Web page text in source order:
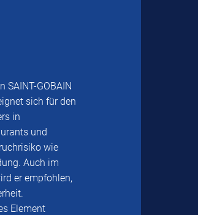
SAINT-GOBAIN
sich für den
in
und
wie
Auch im
er empfohlen,
Element